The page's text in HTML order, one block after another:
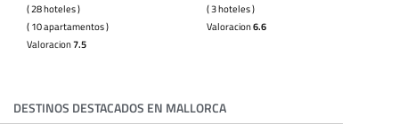
( 28 hoteles )
( 10 apartamentos )
Valoracion7.5
( 3 hoteles )
Valoracion6.6
DESTINOS DESTACADOS EN MALLORCA